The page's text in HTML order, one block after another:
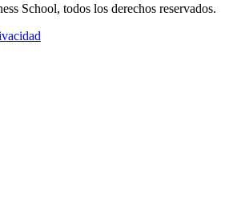
School, todos los derechos reservados.